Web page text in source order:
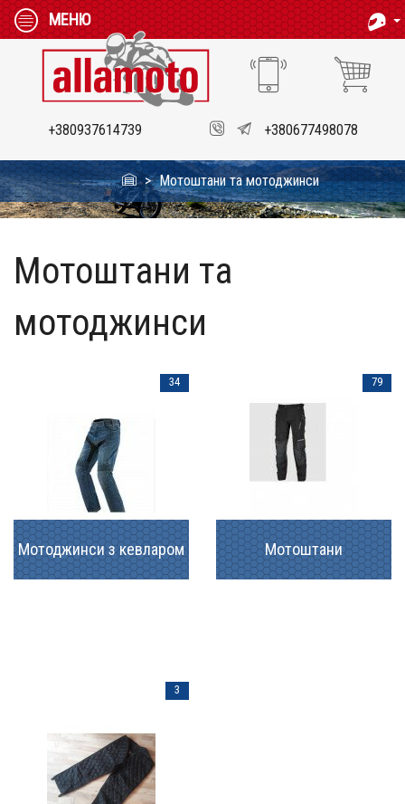
МЕНЮ
+380937614739 +380677498078
Мотоштани та мотоджинси
Мотоштани та
мотоджинси
Мотоджинси з кевларом
34
Мотоштани
79
3